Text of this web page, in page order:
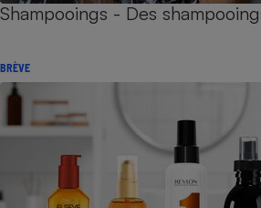
Shampooings - Des
BRÈVE